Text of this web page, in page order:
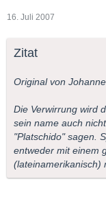
16. Juli 2007
Zitat
Original von
Die Verwirrung wird
sein name auch
"Platschido" sagen.
entweder mit einem
(lateinamerikanisch)